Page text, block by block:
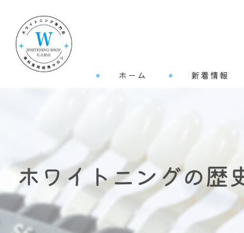
ホーム 新着情報
ホワイトニングの歴